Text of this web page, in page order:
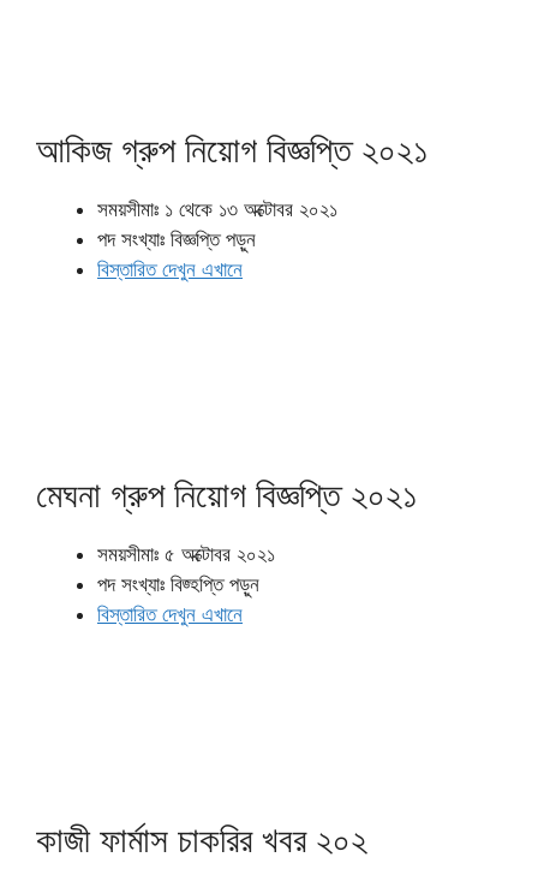
আকিজ গ্রুপ নিয়োগ বিজ্ঞপ্তি ২০২১
সময়সীমাঃ ১ থেকে ১৩ অক্টোবর ২০২১
পদ সংখ্যাঃ বিজ্ঞপ্তি পড়ুন
বিস্তারিত দেখুন এখানে
মেঘনা গ্রুপ নিয়োগ বিজ্ঞপ্তি ২০২১
সময়সীমাঃ ৫ অক্টোবর ২০২১
পদ সংখ্যাঃ বিজ্হপ্তি পড়ুন
বিস্তারিত দেখুন এখানে
কাজী ফার্মাস চাকরির খবর ২০২